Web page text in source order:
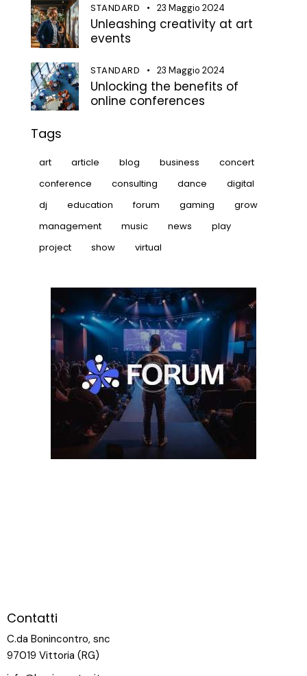
STANDARD 23 Maggio 2024
Unleashing creativity at art
events
STANDARD 23 Maggio 2024
Unlocking the benefits of
online conferences
Tags
art article blog business
concert
conference
consulting dance
digital
dj
education forum gaming
grow
management
music news
play
project
show virtual
Contatti
C.da Bonincontro, snc
97019 Vittoria (RG)